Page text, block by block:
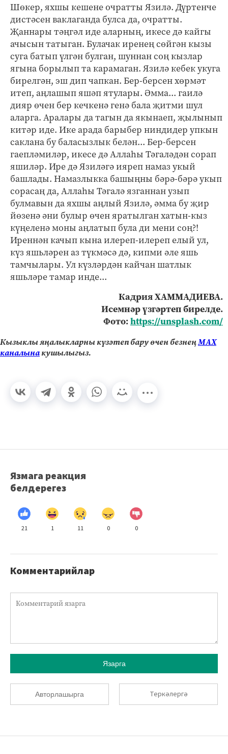
Шөкер, яхшы кешене очратты Язилә. Дүртенче
дистәсен ваклаганда булса да, очратты.
Җаннары тәңгәл иде аларның, икесе дә кайгы
ачысын татыган. Булачак иренең сөйгән кызы
суга батып үлгән булган, шуннан соң кызлар
ягына борылып та карамаган. Язилә кебек укуга
бирелгән, эш дип чапкан. Бер-берсен хөрмәт
итеп, аңлашып яшәп ятулары. Әмма... гаилә
дияр өчен бер кечкенә генә бала җитми шул
аларга. Аралары да тагын да якынаеп, җылынып
китәр иде. Ике арада барыбер ниндидер упкын
саклана бу баласызлык белән... Бер-берсен
гаепләмиләр, икесе дә Аллаһы Тәгаләдән сорап
яшиләр. Ире дә Язиләгә ияреп намаз укый
башлады. Намазлыкка башыңны бәрә-бәрә укып
сорасаң да, Аллаһы Тәгалә язганнан узып
булмавын да яхшы аңлый Язилә, әмма бу җир
йөзенә әни булыр өчен яратылган хатын-кыз
күңеленә моны аңлатып була ди мени соң?!
Иреннән качып кына илереп-илереп елый ул,
күз яшьләрен аз түкмәсә дә, кипми әле яшь
тамчылары. Ул күзләрдән кайчан шатлык
яшьләре тамар инде...
Кадрия ХАММАДИЕВА.
Исемнәр үзгәртеп бирелде.
Фото:https://unsplash.com/
Кызыклы яңалыкларны күзәтеп бару өчен безнеңМАХ
каналынакушылыгыз.
Язмага реакция
белдерегез
21 1 11 0 0
Комментарийлар
Язарга
Авторлашырга Теркәлергә